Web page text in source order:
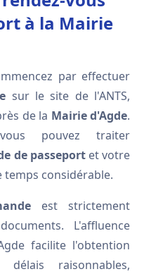
à la Mairie
par effectuer
sur le site de l'ANTS,
de la Mairie d'Agde.
pouvez traiter
de passeportet votre
considérable.
est strictement
L'affluence
facilite l'obtention
raisonnables,